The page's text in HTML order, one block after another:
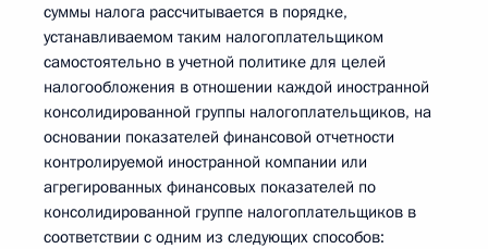
суммы налога рассчитывается в порядке,
устанавливаемом таким налогоплательщиком
самостоятельно в учетной политике для целей
налогообложения в отношении каждой иностранной
консолидированной группы налогоплательщиков, на
основании показателей финансовой отчетности
контролируемой иностранной компании или
агрегированных финансовых показателей по
консолидированной группе налогоплательщиков в
соответствии с одним из следующих способов: